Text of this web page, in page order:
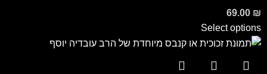
69.00 ₪
Select options